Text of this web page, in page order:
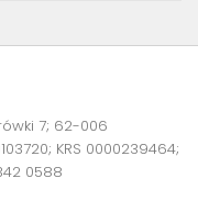
7; 62-006
KRS 0000239464;
0588